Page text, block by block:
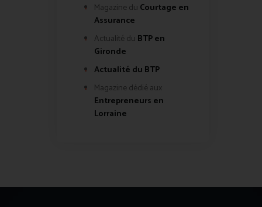
Magazine du Courtage en
Assurance
Actualité du BTP en
Gironde
Actualité du BTP
Magazine dédié aux
Entrepreneurs en
Lorraine